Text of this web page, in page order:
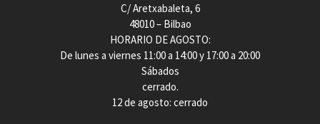
C/ Aretxabaleta, 6
48010 – Bilbao
HORARIO DE AGOSTO:
De lunes a viernes 11:00 a 14:00 y 17:00 a 20:00
Sábados
cerrado.
12 de agosto: cerrado